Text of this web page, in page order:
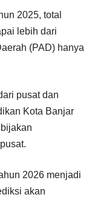
2025, total
lebih dari
(PAD) hanya
pusat dan
Kota Banjar
2026 menjadi
akan